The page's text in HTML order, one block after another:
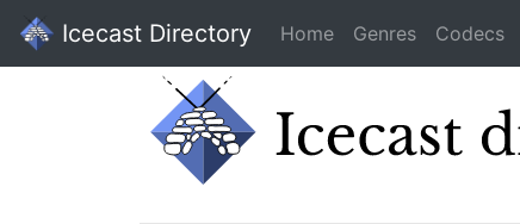
Icecast Directory Home Genres Codecs